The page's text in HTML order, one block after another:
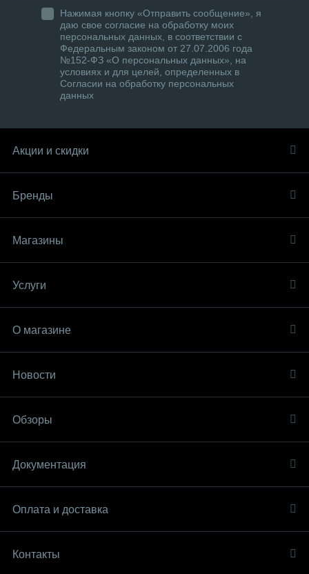
Нажимая кнопку «Отправить сообщение», я
даю свое согласие на обработку моих
персональных данных, в соответствии с
Федеральным законом от 27.07.2006 года
№152-ФЗ «О персональных данных», на
условиях и для целей, определенных в
Согласии на обработку персональных
данных
Акции и скидки
Бренды
Магазины
Услуги
О магазине
Новости
Обзоры
Документация
Оплата и доставка
Контакты